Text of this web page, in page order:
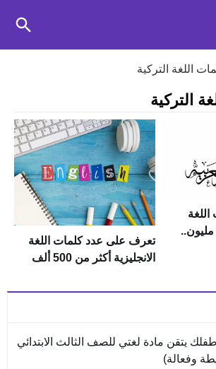
اللغة التركية
التركية
العربية أكثر من 12 مليون..
تعرف على عدد كلمات اللغة
الانجليزية أكثر من 500 ألف
يتقن مادة لغتي للصف الثالث الابتدائي
وفعالة)